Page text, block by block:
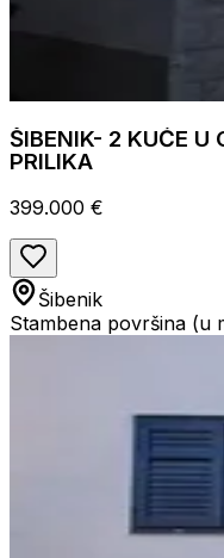
ŠIBENIK- 2 KUĆE U
PRILIKA
399.000 €
Šibenik
Stambena površina (u